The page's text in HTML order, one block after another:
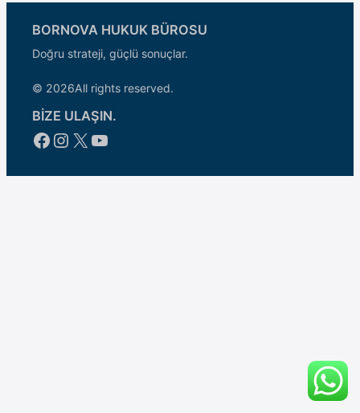
BORNOVA HUKUK BÜROSU
Doğru strateji, güçlü sonuçlar.
© 2026All rights reserved.
BİZE ULAŞIN.
Facebook
Instagram
X YouTube